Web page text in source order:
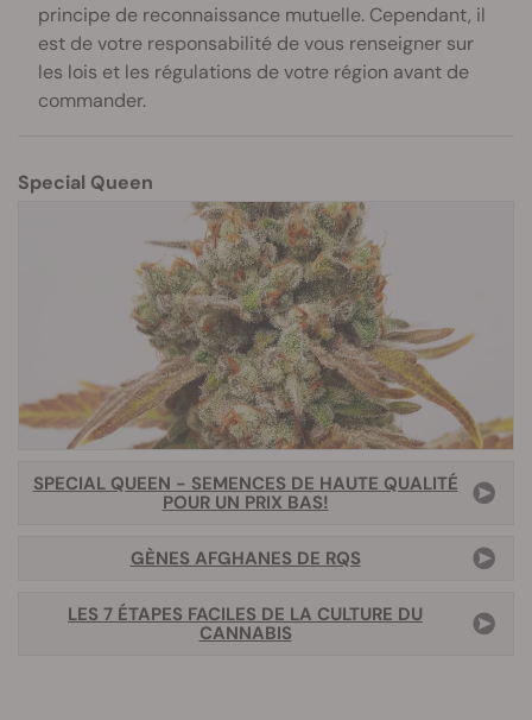
principe de reconnaissance mutuelle. Cependant, il
est de votre responsabilité de vous renseigner sur
les lois et les régulations de votre région avant de
commander.
Special Queen
SPECIAL QUEEN - SEMENCES DE HAUTE QUALITÉ
POUR UN PRIX BAS!
GÈNES AFGHANES DE RQS
LES 7 ÉTAPES FACILES DE LA CULTURE DU
CANNABIS